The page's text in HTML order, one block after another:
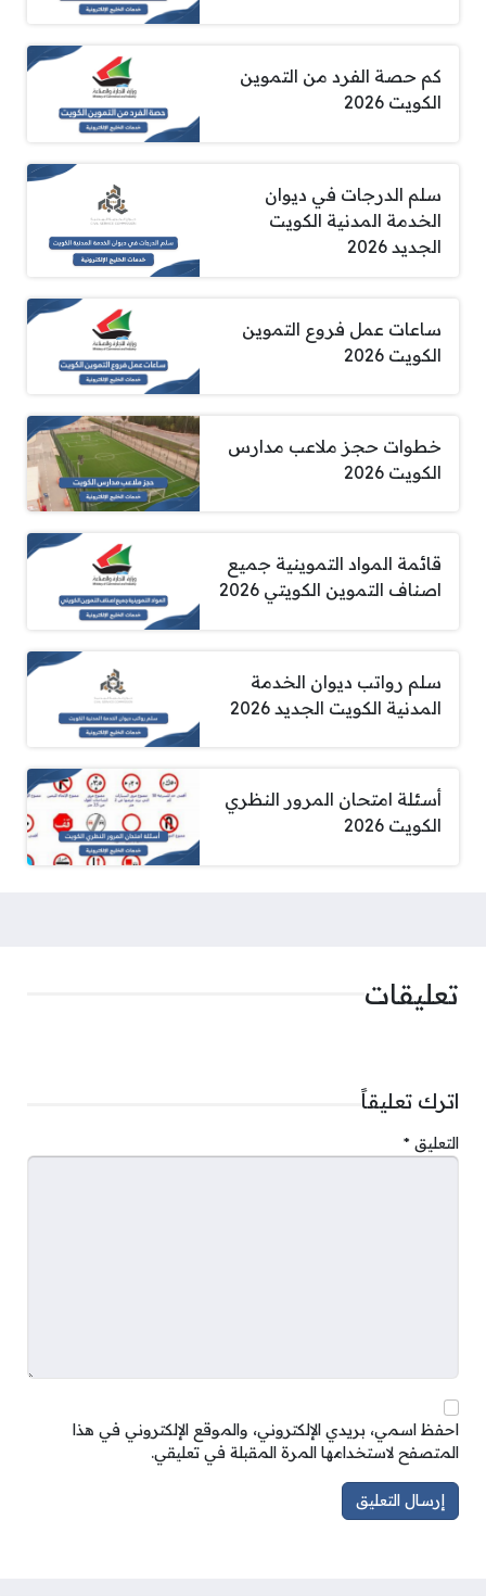
كم حصة الفرد من التموين
الكويت 2026
سلم الدرجات في ديوان
الخدمة المدنية الكويت
الجديد 2026
ساعات عمل فروع التموين
الكويت 2026
خطوات حجز ملاعب مدارس
الكويت 2026
قائمة المواد التموينية جميع
اصناف التموين الكويتي 2026
سلم رواتب ديوان الخدمة
المدنية الكويت الجديد 2026
أسئلة امتحان المرور النظري
الكويت 2026
تعليقات
اترك تعليقاً
التعليق *
احفظ اسمي، بريدي الإلكتروني، والموقع الإلكتروني في هذا
المتصفح لاستخدامها المرة المقبلة في تعليقي.